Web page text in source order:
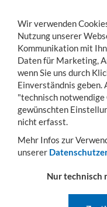
Toggle
navigation
MENÜ
Sie sind hier: Transportwagen
2-SEITIGE
2-
Wir verwenden
Nutzung unserer
Kommunikation mit
Daten für Marketing,
wenn Sie uns durch
Einverständnis geben.
"technisch
gewünschten
nicht erfasst.
Mehr Infos zur
unserer
Nur technisch